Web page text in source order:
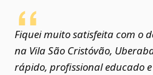
Fiquei muito satisfeita com o
na Vila São Cristóvão,
rápido, profissional educado